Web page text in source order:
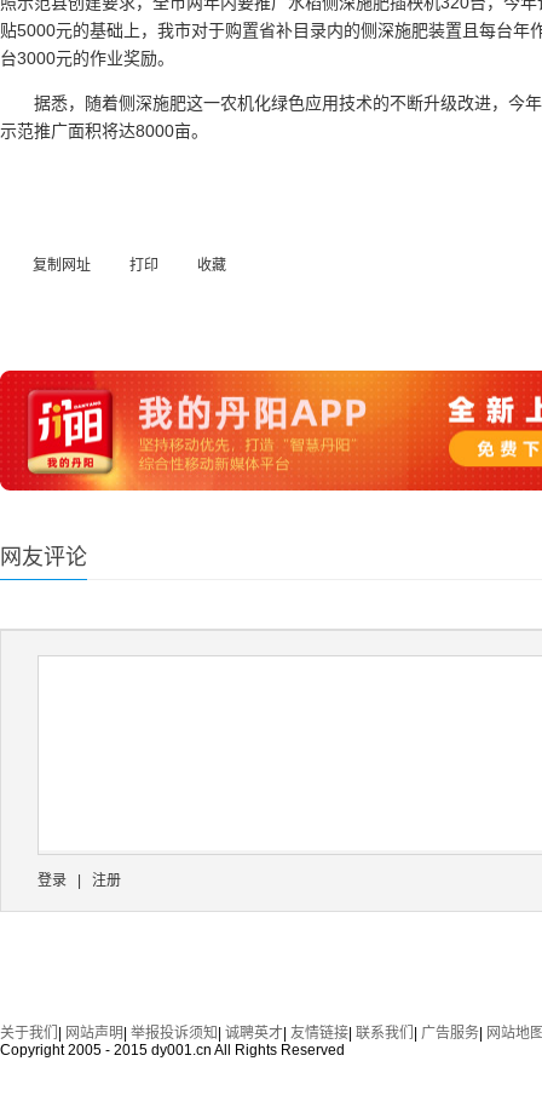
贴5000元的基础上，我市对于购置省补目录内的侧深施肥装置且每台年
台3000元的作业奖励。
据悉，随着侧深施肥这一农机化绿色应用技术的不断升级改进，今
示范推广面积将达8000亩。
复制网址 打印 收藏
网友评论
登录 注册
关于我们 网站声明 举报投诉须知 诚聘英才 友情链接 联系我们 广告服务 网站地
Copyright 2005 - 2015 dy001.cn All Rights Reserved